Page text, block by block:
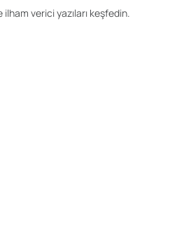
ilham verici yazıları keşfedin.